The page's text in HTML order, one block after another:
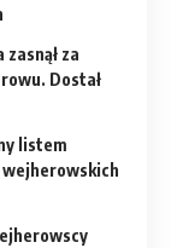
za
Dostał
listem
wejherowskich